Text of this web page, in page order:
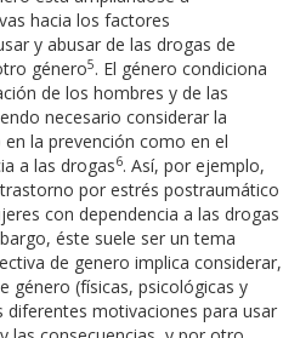
hacia los factores
y abusar de las drogas de
género5. El género condiciona
de los hombres y de las
necesario considerar la
la prevención como en el
a las drogas6. Así, por ejemplo,
por estrés postraumático
con dependencia a las drogas
éste suele ser un tema
de genero implica considerar,
género (físicas, psicológicas y
diferentes motivaciones para usar